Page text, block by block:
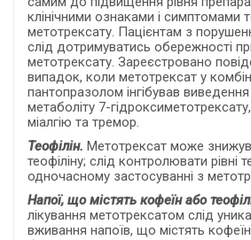
клінічними ознаками і симптомами
метотрексату. Пацієнтам з
слід дотримуватись обережності
метотрексату. Зареєстровано
випадок, коли метотрексат у
пантопразолом інгібував
метаболіту 7-
міалгію та тремор.
Теофілін. Метотрексат може
теофіліну; слід контролювати рівні
одночасному застосуванні з
Напої, що містять кофеїн або
лікування метотрексатом слід
вживання напоїв, що містять